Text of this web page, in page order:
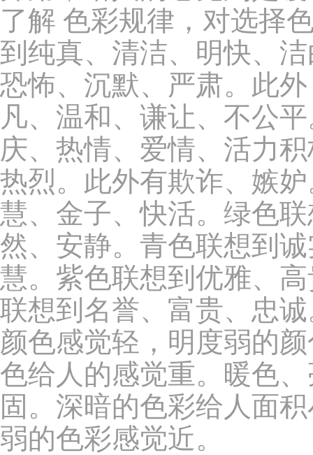
了解 色彩规律，对选择
到纯真、清洁、明快、
恐怖、沉默、严肃。此
凡、温和、谦让、不公
庆、热情、爱情、活力
热烈。此外有欺诈、嫉
慧、金子、快活。绿色
然、安静。青色联想到
慧。紫色联想到优雅、
联想到名誉、富贵、忠
颜色感觉轻，明度弱的
色给人的感觉重。暖色
固。深暗的色彩给人面
弱的色彩感觉近。